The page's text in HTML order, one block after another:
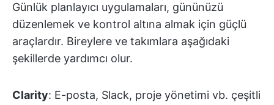
Günlük planlayıcı uygulamaları, gününüzü
düzenlemek ve kontrol altına almak için güçlü
araçlardır. Bireylere ve takımlara aşağıdaki
şekillerde yardımcı olur.
Clarity: E-posta, Slack, proje yönetimi vb. çeşitli